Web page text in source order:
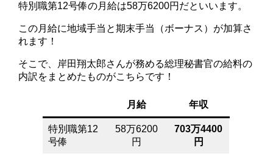
特別職第12号俸の月給は58万6200円だといいます。
この月給に地域手当と期末手当（ボーナス）が加算さ
れます！
そこで、岸田翔太郎さんが務める総理秘書官の給料の
内訳をまとめたものがこちらです！
月給 年収
特別職第12
号俸
58万6200
円
703万4400
円